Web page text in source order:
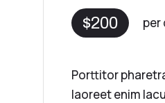
$200 per
Porttitor
laoreet enim